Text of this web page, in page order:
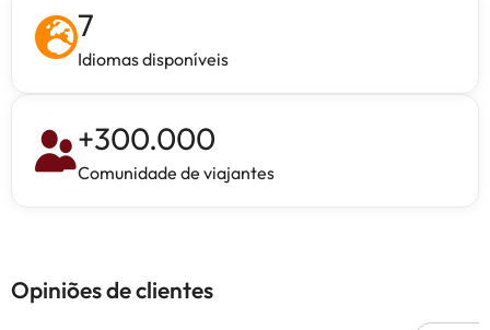
7
Idiomas disponíveis
+300.000
Comunidade de viajantes
Opiniões de clientes